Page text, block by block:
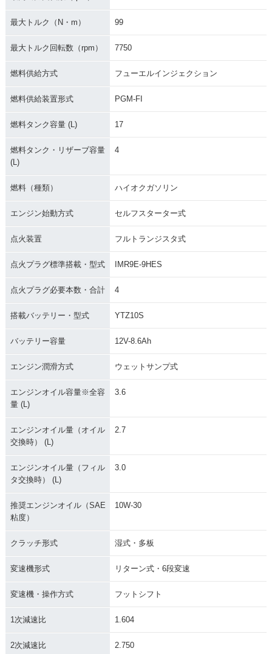
最大トルク（N・m） 99
最大トルク回転数（rpm） 7750
燃料供給方式 フューエルインジェクション
燃料供給装置形式 PGM-FI
燃料タンク容量 (L) 17
燃料タンク・リザーブ容量
(L)
4
燃料（種類） ハイオクガソリン
エンジン始動方式 セルフスターター式
点火装置 フルトランジスタ式
点火プラグ標準搭載・型式 IMR9E-9HES
点火プラグ必要本数・合計 4
搭載バッテリー・型式 YTZ10S
バッテリー容量 12V-8.6Ah
エンジン潤滑方式 ウェットサンプ式
エンジンオイル容量※全容
量 (L)
3.6
エンジンオイル量（オイル
交換時） (L)
2.7
エンジンオイル量（フィル
タ交換時） (L)
3.0
推奨エンジンオイル（SAE
粘度）
10W-30
クラッチ形式 湿式・多板
変速機形式 リターン式・6段変速
変速機・操作方式 フットシフト
1次減速比 1.604
2次減速比 2.750